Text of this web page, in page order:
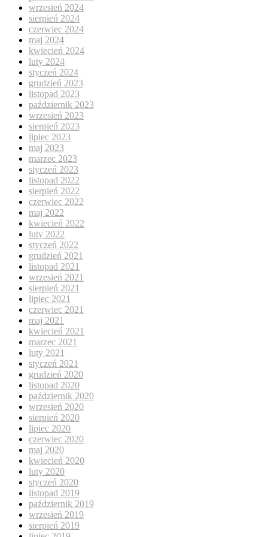
wrzesień 2024
sierpień 2024
czerwiec 2024
maj 2024
kwiecień 2024
luty 2024
styczeń 2024
grudzień 2023
listopad 2023
październik 2023
wrzesień 2023
sierpień 2023
lipiec 2023
maj 2023
marzec 2023
styczeń 2023
listopad 2022
sierpień 2022
czerwiec 2022
maj 2022
kwiecień 2022
luty 2022
styczeń 2022
grudzień 2021
listopad 2021
wrzesień 2021
sierpień 2021
lipiec 2021
czerwiec 2021
maj 2021
kwiecień 2021
marzec 2021
luty 2021
styczeń 2021
grudzień 2020
listopad 2020
październik 2020
wrzesień 2020
sierpień 2020
lipiec 2020
czerwiec 2020
maj 2020
kwiecień 2020
luty 2020
styczeń 2020
listopad 2019
październik 2019
wrzesień 2019
sierpień 2019